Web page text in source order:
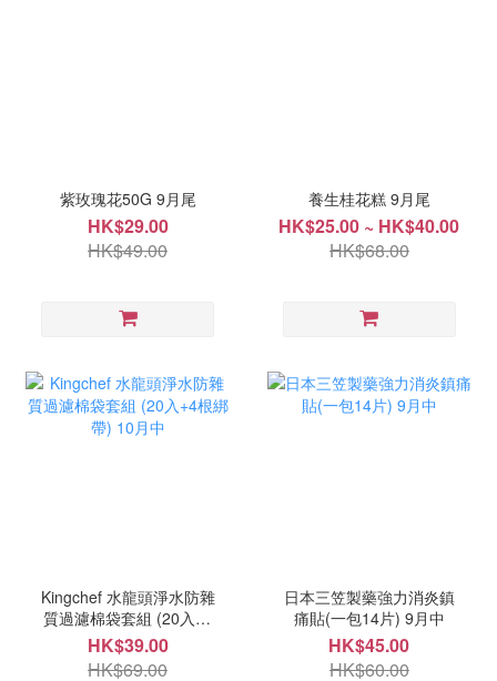
紫玫瑰花50G 9月尾
HK$29.00
HK$49.00
養生桂花糕 9月尾
HK$25.00 ~ HK$40.00
HK$68.00
Kingchef 水龍頭淨水防雜
質過濾棉袋套組 (20入+4
根綁帶) 10月中
HK$39.00
HK$69.00
日本三笠製藥強力消炎鎮
痛貼(一包14片) 9月中
HK$45.00
HK$60.00